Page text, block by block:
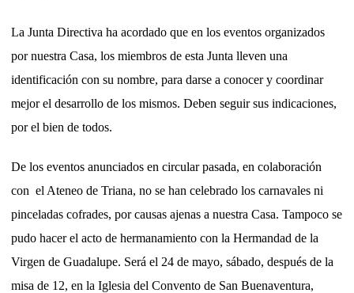
La Junta Directiva ha acordado que en los eventos organizados
por nuestra Casa, los miembros de esta Junta lleven una
identificación con su nombre, para darse a conocer y coordinar
mejor el desarrollo de los mismos. Deben seguir sus indicaciones,
por el bien de todos.
De los eventos anunciados en circular pasada, en colaboración
con el Ateneo de Triana, no se han celebrado los carnavales ni
pinceladas cofrades, por causas ajenas a nuestra Casa. Tampoco se
pudo hacer el acto de hermanamiento con la Hermandad de la
Virgen de Guadalupe. Será el 24 de mayo, sábado, después de la
misa de 12, en la Iglesia del Convento de San Buenaventura,